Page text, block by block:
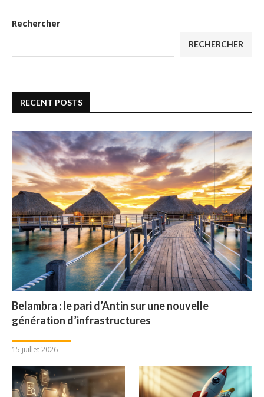
Rechercher
RECHERCHER
RECENT POSTS
Belambra : le pari d’Antin sur une nouvelle
génération d’infrastructures
15 juillet 2026